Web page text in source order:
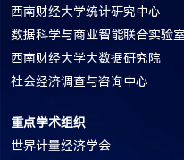
西南财经大学统计研究中心
数据科学与商业智能联合实验室
西南财经大学大数据研究院
社会经济调查与咨询中心
重点学术组织
世界计量经济学会